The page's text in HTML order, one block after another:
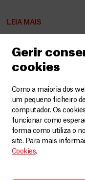
Gerir
cookies
Como a maioria dos
um pequeno ficheiro
computador. Os
funcionar como
forma como utiliza o
site. Para mais
Cookies.
LEIA MAIS